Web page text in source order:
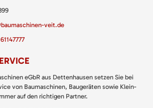
veit.de
eGbR aus Dettenhausen setzen Sie bei
von Baumaschinen, Baugeräten sowie Klein-
auf den richtigen Partner.